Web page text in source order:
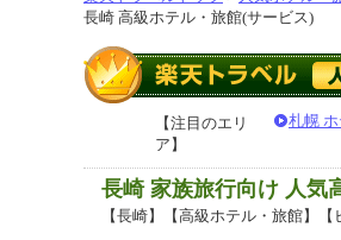
長崎 高級ホテル・旅館(サービス)
【注目のエリ
ア】
札幌
長崎 家族旅行向け 人気
【長崎】【高級ホテル・旅館】